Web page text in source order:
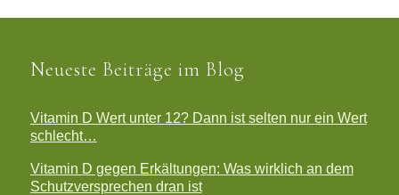
Neueste Beiträge im Blog
Vitamin D Wert unter 12? Dann ist selten nur ein Wert
schlecht…
Vitamin D gegen Erkältungen: Was wirklich an dem
Schutzversprechen dran ist